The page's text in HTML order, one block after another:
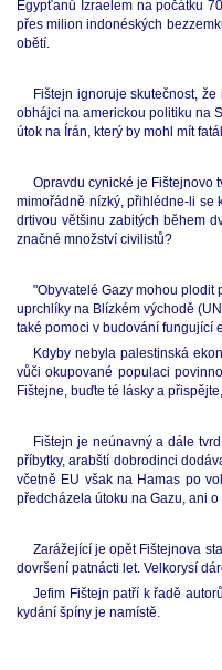
Egypťanů Izraelem na počátku
přes milion indonéských
obětí.
Fištejn ignoruje skutečnost,
obhájci na americkou politiku na
útok na Írán, který by mohl mít
Opravdu cynické je Fištejnovo
mimořádně nízký, přihlédne-li se
drtivou většinu zabitých během
značné množství civilistů?
"Obyvatelé Gazy mohou
uprchlíky na Blízkém východě
také pomoci v budování fungující
Kdyby nebyla palestinská
vůči okupované populaci
Fištejne, buďte té lásky a
Fištejn je neúnavný a dále
příbytky, arabští dobrodinci
včetně EU však na Hamas po
předcházela útoku na Gazu, ani
Zarážející je opět Fištejnova
dovršení patnácti let. Velkorysí
Jefim Fištejn patří k řadě
kydání špíny je namístě.